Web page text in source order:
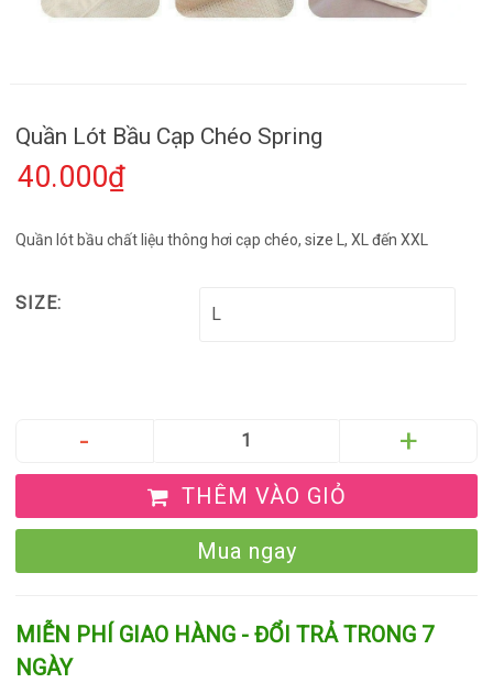
Quần Lót Bầu Cạp Chéo Spring
40.000₫
Quần lót bầu chất liệu thông hơi cạp chéo, size L, XL đến XXL
SIZE:
THÊM VÀO GIỎ
Mua ngay
MIỄN PHÍ GIAO HÀNG - ĐỔI TRẢ TRONG 7
NGÀY